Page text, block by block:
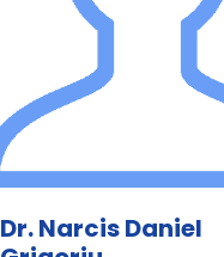
Dr. Narcis Daniel